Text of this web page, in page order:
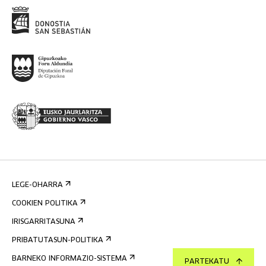
PARTEKATU
LEGE-OHARRA
COOKIEN POLITIKA
IRISGARRITASUNA
PRIBATUTASUN-POLITIKA
BARNEKO INFORMAZIO-SISTEMA